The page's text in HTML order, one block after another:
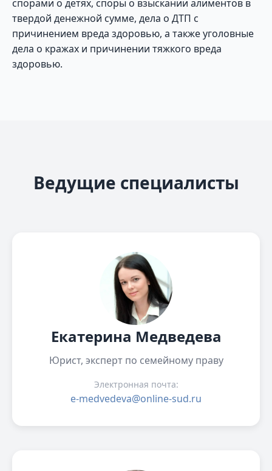
спорами о детях, споры о взыскании алиментов в
твердой денежной сумме, дела о ДТП с
причинением вреда здоровью, а также уголовные
дела о кражах и причинении тяжкого вреда
здоровью.
Ведущие специалисты
Екатерина Медведева
Юрист, эксперт по семейному праву
Электронная почта:
e-medvedeva@online-sud.ru